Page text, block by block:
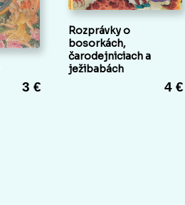
3 €
Rozprávky o
bosorkách,
čarodejniciach a
ježibabách
4 €